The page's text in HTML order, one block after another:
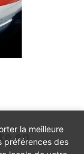
en
la meilleure
préférences des